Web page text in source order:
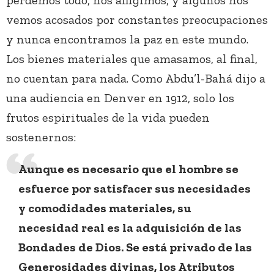
vemos acosados por constantes preocupaciones
y nunca encontramos la paz en este mundo.
Los bienes materiales que amasamos, al final,
no cuentan para nada. Como Abdu’l-Bahá dijo a
una audiencia en Denver en 1912, solo los
frutos espirituales de la vida pueden
sostenernos:
Aunque es necesario que el hombre se
esfuerce por satisfacer sus necesidades
y comodidades materiales, su
necesidad real es la adquisición de las
Bondades de Dios. Se está privado de las
Generosidades divinas, los Atributos